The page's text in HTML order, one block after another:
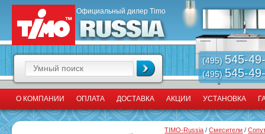
Официальный дилер Timo
(495) 545-
(495)545-
О КОМПАНИИ ОПЛАТА ДОСТАВКА АКЦИИ УСТАНОВКА
TIMO-Russia /Смесители /